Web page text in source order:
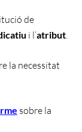
de
i l’atribut
la necessitat
sobre la